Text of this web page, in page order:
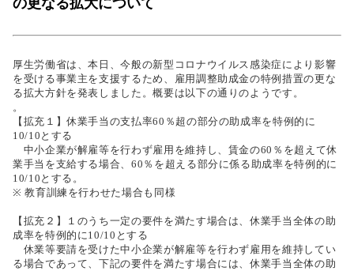
厚生労働省は、本日、今般の新型コロナウイルス感染症により影響
を受ける事業主を支援するため、雇用調整助成金の特例措置の更な
る拡大方針を発表しました。概要は以下の通りのようです。
。
【拡充１】休業手当の支払率60％超の部分の助成率を特例的に
10/10とする
中小企業が解雇等を行わず雇用を維持し、賃金の60％を超えて休
業手当を支給する場合、60％を超える部分に係る助成率を特例的に
10/10とする。
※ 教育訓練を行わせた場合も同様
【拡充２】１のうち一定の要件を満たす場合は、休業手当全体の助
成率を特例的に10/10とする
休業等要請を受けた中小企業が解雇等を行わず雇用を維持してい
る場合であって、下記の要件を満たす場合には、休業手当全体の助